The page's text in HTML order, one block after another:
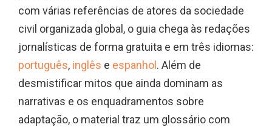
com várias referências de atores da sociedade
civil organizada global, o guia chega às redações
jornalísticas de forma gratuita e em três idiomas:
português, inglês e espanhol. Além de
desmistificar mitos que ainda dominam as
narrativas e os enquadramentos sobre
adaptação, o material traz um glossário com